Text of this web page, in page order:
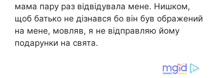
мама пару раз відвідувала мене. Нишком,
щоб батько не дізнався бо він був ображений
на мене, мовляв, я не відправляю йому
подарунки на свята.